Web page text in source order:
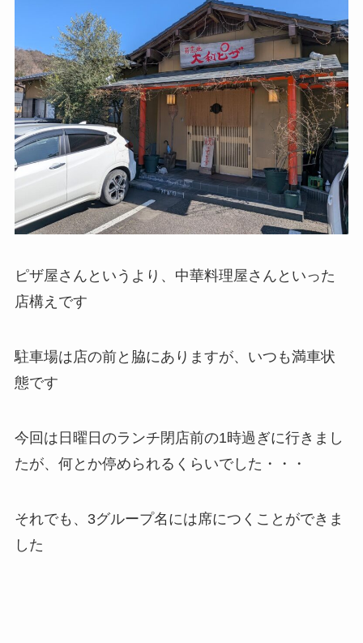
ピザ屋さんというより、中華料理屋さんといった
店構えです
駐車場は店の前と脇にありますが、いつも満車状
態です
今回は日曜日のランチ閉店前の1時過ぎに行きまし
たが、何とか停められるくらいでした・・・
それでも、3グループ名には席につくことができま
した